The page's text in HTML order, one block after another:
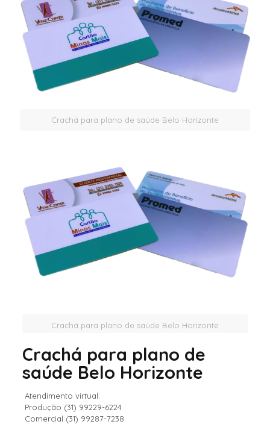
Crachá para plano de saúde Belo Horizonte
Crachá para plano de saúde Belo Horizonte
Crachá para plano de
saúde Belo Horizonte
Atendimento virtual:
Produção (31) 99229-6224
Comercial (31) 99287-7238